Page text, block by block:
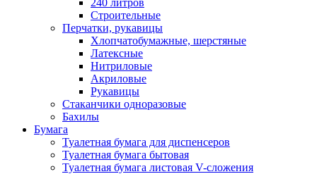
Строительные
Перчатки, рукавицы
Хлопчатобумажные, шерстяные
Латексные
Нитриловые
Акриловые
Рукавицы
Стаканчики одноразовые
Бахилы
Бумага
Туалетная бумага для диспенсеров
Туалетная бумага бытовая
Туалетная бумага листовая V-сложения